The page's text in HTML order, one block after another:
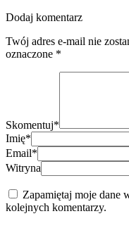
Dodaj komentarz
Twój adres e-mail nie
oznaczone *
Skomentuj*
Imię*
Email*
Witryna
Zapamiętaj moje dane
kolejnych komentarzy.